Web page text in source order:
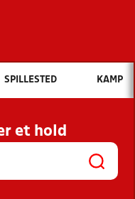
Hvad vil du søge efter?
OG NYHEDER
KLUBBER OG
SPILLESTED KAMP
et hold